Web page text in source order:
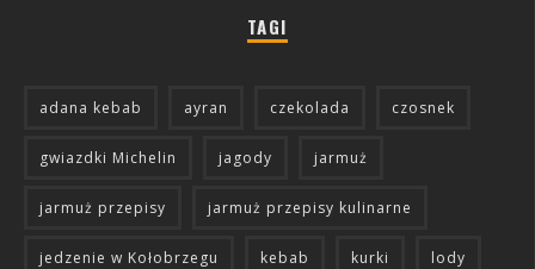
TAGI
adana kebab ayran czekolada czosnek
gwiazdki Michelin jagody jarmuż
jarmuż przepisy jarmuż przepisy kulinarne
jedzenie w Kołobrzegu kebab kurki lody